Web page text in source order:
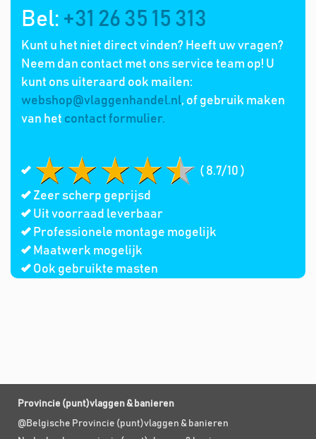
Bel: +31 26 35 15 313
Kunt u het niet direct vinden? Heeft uw vragen?
Neem dan contact met ons service team op! U
kunt ons uiteraard ook mailen:
webshop@vlaggenhandel.nl, of gebruik maken
van het contact formulier.
( 8.7/10 )
Zeer scherp geprijsd
Uit voorraad leverbaar
Professionele montage mogelijk
Maatwerk mogelijk
Ook gebruikte masten
Provincie (punt)vlaggen & banieren
@Belgische Provincie (punt)vlaggen & banieren